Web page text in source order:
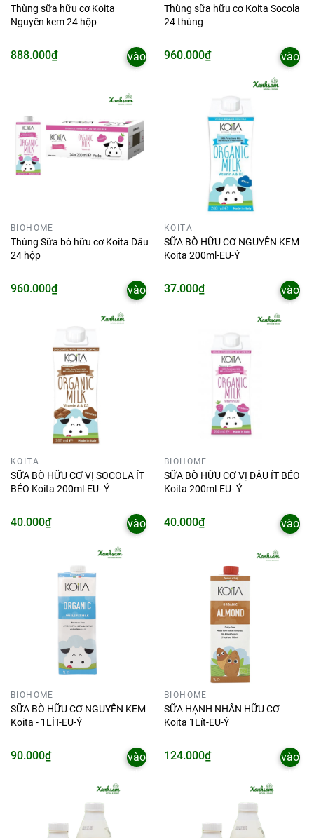
Thùng sữa hữu cơ Koita
Nguyên kem 24 hộp
888.000₫
vào
giỏ
Thùng sữa hữu cơ Koita Socola
24 thùng
960.000₫
vào
giỏ
BIOHOME
Thùng Sữa bò hữu cơ Koita Dâu
24 hộp
960.000₫
vào
giỏ
KOITA
SỮA BÒ HỮU CƠ NGUYÊN KEM
Koita 200ml-EU-Ý
37.000₫
vào
giỏ
KOITA
SỮA BÒ HỮU CƠ VỊ SOCOLA ÍT
BÉO Koita 200ml-EU- Ý
40.000₫
vào
giỏ
BIOHOME
SỮA BÒ HỮU CƠ VỊ DÂU ÍT BÉO
Koita 200ml-EU- Ý
40.000₫
vào
giỏ
BIOHOME
SỮA BÒ HỮU CƠ NGUYÊN KEM
Koita - 1LÍT-EU-Ý
90.000₫
vào
giỏ
BIOHOME
SỮA HẠNH NHÂN HỮU CƠ
Koita 1Lít-EU-Ý
124.000₫
vào
giỏ